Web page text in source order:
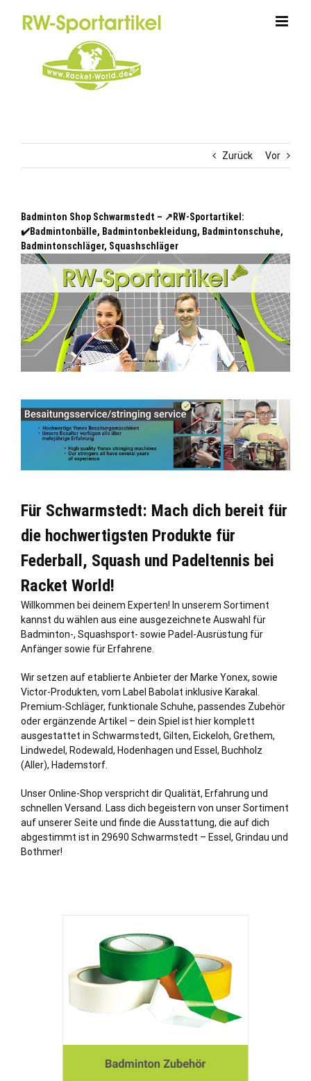
Zurück Vor
Badminton Shop Schwarmstedt – ↗️RW-Sportartikel:
✔️Badmintonbälle, Badmintonbekleidung, Badmintonschuhe,
Badmintonschläger, Squashschläger
Für Schwarmstedt: Mach dich bereit für
die hochwertigsten Produkte für
Federball, Squash und Padeltennis bei
Racket World!
Willkommen bei deinem Experten! In unserem Sortiment
kannst du wählen aus eine ausgezeichnete Auswahl für
Badminton-, Squashsport- sowie Padel-Ausrüstung für
Anfänger sowie für Erfahrene.
Wir setzen auf etablierte Anbieter der Marke Yonex, sowie
Victor-Produkten, vom Label Babolat inklusive Karakal.
Premium-Schläger, funktionale Schuhe, passendes Zubehör
oder ergänzende Artikel – dein Spiel ist hier komplett
ausgestattet in Schwarmstedt, Gilten, Eickeloh, Grethem,
Lindwedel , Rodewald, Hodenhagen und Essel , Buchholz
(Aller), Hademstorf
Unser Online-Shop verspricht dir Qualität, Erfahrung und
schnellen Versand. Lass dich begeistern von unser Sortiment
auf unserer Seite und finde die Ausstattung, die auf dich
abgestimmt ist in 29690 Schwarmstedt – Essel, Grindau und
Bothmer!